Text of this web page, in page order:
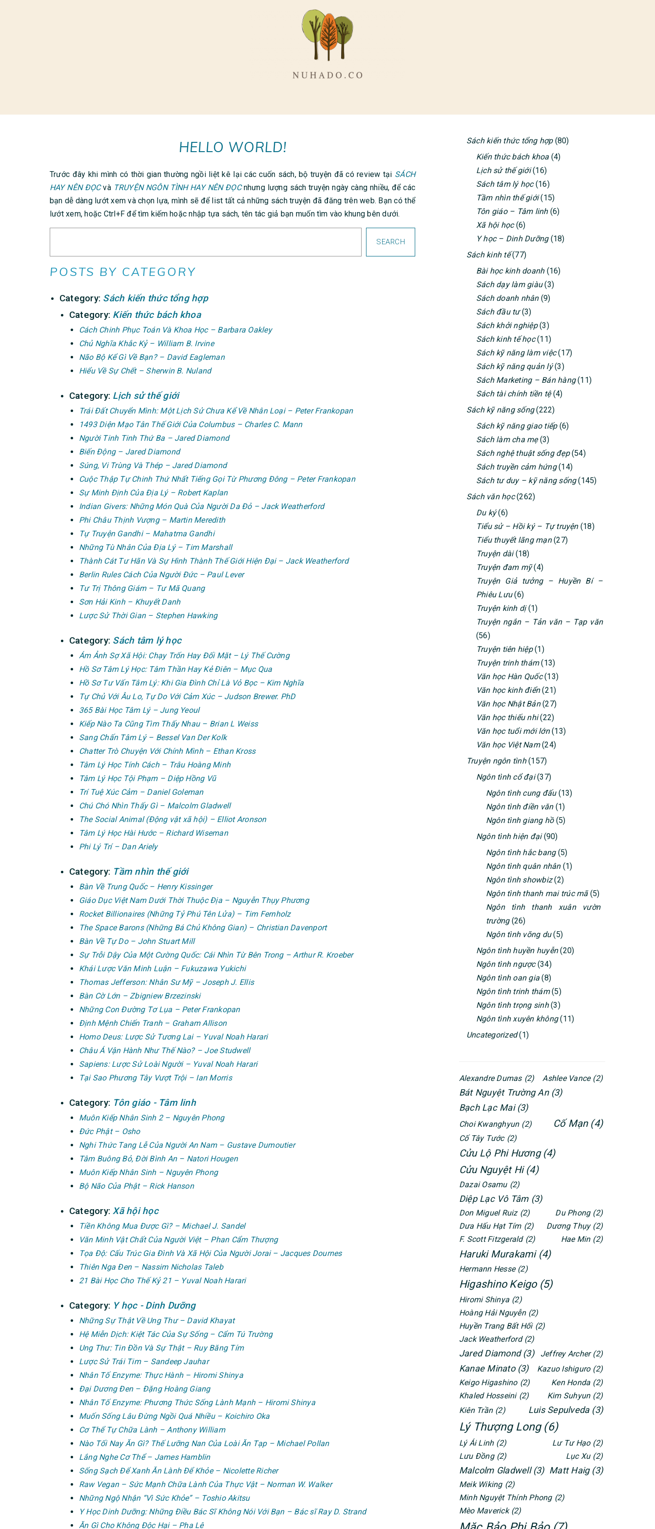
HELLO WORLD!
Trước đây khi mình có thời gian thường ngồi liệt kê lại các cuốn sách, bộ truyện đã có review tại SÁCH
HAY NÊN ĐỌCvà TRUYỆN NGÔN TÌNH HAY NÊN ĐỌCnhưng lượng sách truyện ngày càng nhiều, để các
bạn dễ dàng lướt xem và chọn lựa, mình sẽ để list tất cả những sách truyện đã đăng trên web. Bạn có thể
lướt xem, hoặc Ctrl+F để tìm kiếm hoặc nhập tựa sách, tên tác giả bạn muốn tìm vào khung bên dưới.
SEARCH
POSTS BY CATEGORY
Category: Sách kiến thức tổng hợp
Category: Kiến thức bách khoa
Cách Chinh Phục Toán Và Khoa Học – Barbara Oakley
Chủ Nghĩa Khắc Kỷ – William B. Irvine
Não Bộ Kể Gì Về Bạn? – David Eagleman
Hiểu Về Sự Chết – Sherwin B. Nuland
Category: Lịch sử thế giới
Trái Đất Chuyển Mình: Một Lịch Sử Chưa Kể Về Nhân Loại – Peter Frankopan
1493 Diện Mạo Tân Thế Giới Của Columbus – Charles C. Mann
Người Tinh Tinh Thứ Ba – Jared Diamond
Biến Động – Jared Diamond
Súng, Vi Trùng Và Thép – Jared Diamond
Cuộc Thập Tự Chinh Thứ Nhất Tiếng Gọi Từ Phương Đông – Peter Frankopan
Sự Minh Định Của Địa Lý – Robert Kaplan
Indian Givers: Những Món Quà Của Người Da Đỏ – Jack Weatherford
Phi Châu Thịnh Vượng – Martin Meredith
Tự Truyện Gandhi – Mahatma Gandhi
Những Tù Nhân Của Địa Lý – Tim Marshall
Thành Cát Tư Hãn Và Sự Hình Thành Thế Giới Hiện Đại – Jack Weatherford
Berlin Rules Cách Của Người Đức – Paul Lever
Tư Trị Thông Giám – Tư Mã Quang
Sơn Hải Kinh – Khuyết Danh
Lược Sử Thời Gian – Stephen Hawking
Category: Sách tâm lý học
Ám Ảnh Sợ Xã Hội: Chạy Trốn Hay Đối Mặt – Lý Thế Cường
Hồ Sơ Tâm Lý Học: Tâm Thần Hay Kẻ Điên – Mục Qua
Hồ Sơ Tư Vấn Tâm Lý: Khi Gia Đình Chỉ Là Vỏ Bọc – Kim Nghĩa
Tự Chủ Với Âu Lo, Tự Do Với Cảm Xúc – Judson Brewer. PhD
365 Bài Học Tâm Lý – Jung Yeoul
Kiếp Nào Ta Cũng Tìm Thấy Nhau – Brian L Weiss
Sang Chấn Tâm Lý – Bessel Van Der Kolk
Chatter Trò Chuyện Với Chính Mình – Ethan Kross
Tâm Lý Học Tính Cách – Trâu Hoàng Minh
Tâm Lý Học Tội Phạm – Diệp Hồng Vũ
Trí Tuệ Xúc Cảm – Daniel Goleman
Chú Chó Nhìn Thấy Gì – Malcolm Gladwell
The Social Animal (Động vật xã hội) – Elliot Aronson
Tâm Lý Học Hài Hước – Richard Wiseman
Phi Lý Trí – Dan Ariely
Category: Tầm nhìn thế giới
Bàn Về Trung Quốc – Henry Kissinger
Giáo Dục Việt Nam Dưới Thời Thuộc Địa – Nguyễn Thụy Phương
Rocket Billionaires (Những Tỷ Phú Tên Lửa) – Tim Fernholz
The Space Barons (Những Bá Chủ Không Gian) – Christian Davenport
Bàn Về Tự Do – John Stuart Mill
Sự Trỗi Dậy Của Một Cường Quốc: Cái Nhìn Từ Bên Trong – Arthur R. Kroeber
Khái Lược Văn Minh Luận – Fukuzawa Yukichi
Thomas Jefferson: Nhân Sư Mỹ – Joseph J. Ellis
Bàn Cờ Lớn – Zbigniew Brzezinski
Những Con Đường Tơ Lụa – Peter Frankopan
Định Mệnh Chiến Tranh – Graham Allison
Homo Deus: Lược Sử Tương Lai – Yuval Noah Harari
Châu Á Vận Hành Như Thế Nào? – Joe Studwell
Sapiens: Lược Sử Loài Người – Yuval Noah Harari
Tại Sao Phương Tây Vượt Trội – Ian Morris
Category: Tôn giáo - Tâm linh
Muôn Kiếp Nhân Sinh 2 – Nguyên Phong
Đức Phật – Osho
Nghi Thức Tang Lễ Của Người An Nam – Gustave Dumoutier
Tâm Buông Bỏ, Đời Bình An – Natori Hougen
Muôn Kiếp Nhân Sinh – Nguyên Phong
Bộ Não Của Phật – Rick Hanson
Category:Xã hội học
Tiền Không Mua Được Gì? – Michael J. Sandel
Văn Minh Vật Chất Của Người Việt – Phan Cẩm Thượng
Tọa Độ: Cấu Trúc Gia Đình Và Xã Hội Của Người Jorai – Jacques Dournes
Thiên Nga Đen – Nassim Nicholas Taleb
21 Bài Học Cho Thế Kỷ 21 – Yuval Noah Harari
Category: Y học - Dinh Dưỡng
Những Sự Thật Về Ung Thư – David Khayat
Hệ Miễn Dịch: Kiệt Tác Của Sự Sống – Cẩm Tú Trường
Ung Thư: Tin Đồn Và Sự Thật – Ruy Băng Tím
Lược Sử Trái Tim – Sandeep Jauhar
Nhân Tố Enzyme: Thực Hành – Hiromi Shinya
Đại Dương Đen – Đặng Hoàng Giang
Nhân Tố Enzyme: Phương Thức Sống Lành Mạnh – Hiromi Shinya
Muốn Sống Lâu Đừng Ngồi Quá Nhiều – Koichiro Oka
Cơ Thể Tự Chữa Lành – Anthony William
Nào Tối Nay Ăn Gì? Thế Lưỡng Nan Của Loài Ăn Tạp – Michael Pollan
Lắng Nghe Cơ Thể – James Hamblin
Sống Sạch Để Xanh Ăn Lành Để Khỏe – Nicolette Richer
Raw Vegan – Sức Mạnh Chữa Lành Của Thực Vật – Norman W. Walker
Những Ngộ Nhận “Vì Sức Khỏe” – Toshio Akitsu
Y Học Dinh Dưỡng: Những Điều Bác Sĩ Không Nói Với Bạn – Bác sĩ Ray D. Strand
Ăn Gì Cho Không Độc Hại – Pha Lê
PRIMARY
SIDEBAR
Sách kiến thức tổng hợp(80)
Kiến thức bách khoa (4)
Lịch sử thế giới(16)
Sách tâm lý học(16)
Tầm nhìn thế giới(15)
Tôn giáo – Tâm linh(6)
Xã hội học(6)
Y học – Dinh Dưỡng(18)
Sách kinh tế(77)
Bài học kinh doanh(16)
Sách dạy làm giàu(3)
Sách doanh nhân(9)
Sách đầu tư(3)
Sách khởi nghiệp(3)
Sách kinh tế học(11)
Sách kỹ năng làm việc(17)
Sách kỹ năng quản lý(3)
Sách Marketing – Bán hàng(11)
Sách tài chính tiền tệ(4)
Sách kỹ năng sống(222)
Sách kỹ năng giao tiếp(6)
Sách làm cha mẹ(3)
Sách nghệ thuật sống đẹp(54)
Sách truyền cảm hứng(14)
Sách tư duy – kỹ năng sống(145)
Sách văn học(262)
Du ký(6)
Tiểu sử – Hồi ký – Tự truyện(18)
Tiểu thuyết lãng mạn(27)
Truyện dài(18)
Truyện đam mỹ(4)
Truyện Giả tưởng – Huyền Bí –
Phiêu Lưu(6)
Truyện kinh dị(1)
Truyện ngắn – Tản văn – Tạp văn
(56)
Truyện tiên hiệp(1)
Truyện trinh thám(13)
Văn học Hàn Quốc(13)
Văn học kinh điển(21)
Văn học Nhật Bản(27)
Văn học thiếu nhi(22)
Văn học tuổi mới lớn(13)
Văn học Việt Nam(24)
Truyện ngôn tình(157)
Ngôn tình cổ đại(37)
Ngôn tình cung đấu(13)
Ngôn tình điền văn(1)
Ngôn tình giang hồ(5)
Ngôn tình hiện đại(90)
Ngôn tình hắc bang(5)
Ngôn tình quân nhân(1)
Ngôn tình showbiz(2)
Ngôn tình thanh mai trúc mã(5)
Ngôn tình thanh xuân vườn
trường(26)
Ngôn tình võng du(5)
Ngôn tình huyền huyễn(20)
Ngôn tình ngược(34)
Ngôn tình oan gia (8)
Ngôn tình trinh thám(5)
Ngôn tình trọng sinh(3)
Ngôn tình xuyên không(11)
Uncategorized(1)
Alexandre Dumas (2) Ashlee Vance (2)
Bát Nguyệt Trường An (3)
Bạch Lạc Mai (3)
Choi Kwanghyun (2) Cố Mạn (4)
Cố Tây Tước (2)
Cửu Lộ Phi Hương (4)
Cửu Nguyệt Hi (4)
Dazai Osamu (2)
Diệp Lạc Vô Tâm (3)
Don Miguel Ruiz (2) Du Phong (2)
Dưa Hấu Hạt Tím (2) Dương Thụy (2)
F. Scott Fitzgerald (2) Hae Min (2)
Haruki Murakami (4)
Hermann Hesse (2)
Higashino Keigo (5)
Hiromi Shinya (2)
Hoàng Hải Nguyễn (2)
Huyền Trang Bất Hối (2)
Jack Weatherford (2)
Jared Diamond (3) Jeffrey Archer (2)
Kanae Minato (3) Kazuo Ishiguro (2)
Keigo Higashino (2) Ken Honda (2)
Khaled Hosseini (2) Kim Suhyun (2)
Kiên Trần (2) Luis Sepulveda (3)
Lý Thượng Long (6)
Lý Ái Linh (2) Lư Tư Hạo (2)
Lưu Đồng (2) Lục Xu (2)
Malcolm Gladwell (3) Matt Haig (3)
Meik Wiking (2)
Minh Nguyệt Thính Phong (2)
Mèo Maverick (2)